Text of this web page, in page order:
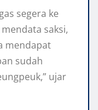
segera ke
saksi,
mendapat
sudah
ujar